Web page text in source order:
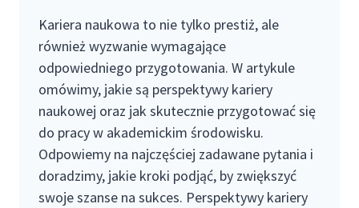
Kariera naukowa to nie tylko prestiż, ale
również wyzwanie wymagające
odpowiedniego przygotowania. W artykule
omówimy, jakie są perspektywy kariery
naukowej oraz jak skutecznie przygotować się
do pracy w akademickim środowisku.
Odpowiemy na najczęściej zadawane pytania i
doradzimy, jakie kroki podjąć, by zwiększyć
swoje szanse na sukces. Perspektywy kariery